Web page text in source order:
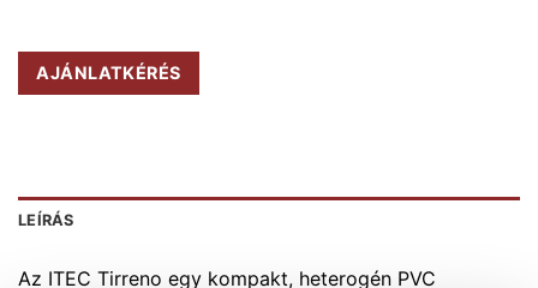
AJÁNLATKÉRÉS
LEÍRÁS
Az ITEC Tirreno egy kompakt, heterogén PVC